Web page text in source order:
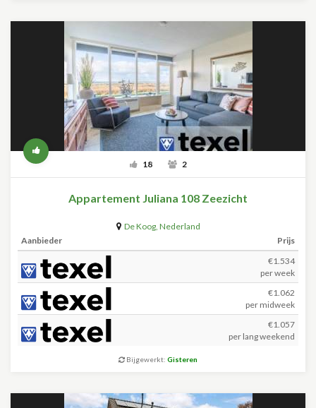
18 2
Appartement Juliana 108 Zeezicht
De Koog, Nederland
Aanbieder
Prijs
€1.534
per week
€1.062
per midweek
€1.057
per lang weekend
Bijgewerkt: Gisteren